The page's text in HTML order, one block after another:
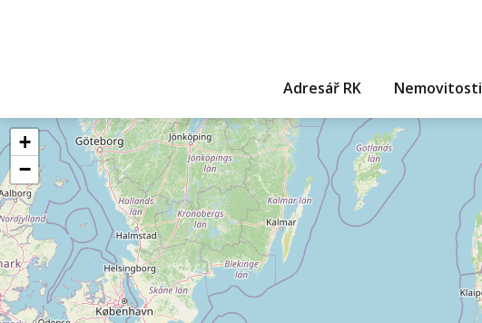
Adresář RK Nemovitosti
+
−